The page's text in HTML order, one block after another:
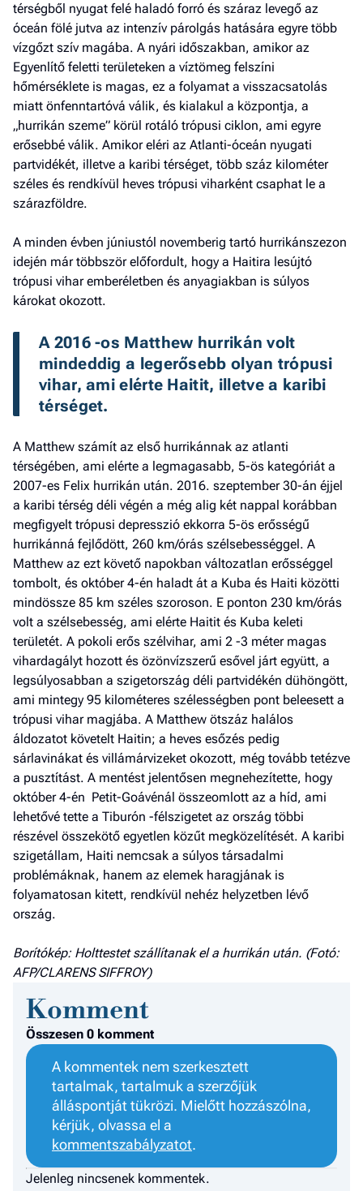
térségből nyugat felé haladó forró és száraz levegő az
óceán fölé jutva az intenzív párolgás hatására egyre több
vízgőzt szív magába. A nyári időszakban, amikor az
Egyenlítő feletti területeken a víztömeg felszíni
hőmérséklete is magas, ez a folyamat a visszacsatolás
miatt önfenntartóvá válik, és kialakul a központja, a
„hurrikán szeme” körül rotáló trópusi ciklon, ami egyre
erősebbé válik. Amikor eléri az Atlanti-óceán nyugati
partvidékét, illetve a karibi térséget, több száz kilométer
széles és rendkívül heves trópusi viharként csaphat le a
szárazföldre.
A minden évben júniustól novemberig tartó hurrikánszezon
idején már többször előfordult, hogy a Haitira lesújtó
trópusi vihar emberéletben és anyagiakban is súlyos
károkat okozott.
A 2016 -os Matthew hurrikán volt
mindeddig a legerősebb olyan trópusi
vihar, ami elérte Haitit, illetve a karibi
térséget.
A Matthew számít az első hurrikánnak az atlanti
térségében, ami elérte a legmagasabb, 5-ös kategóriát a
2007-es Felix hurrikán után. 2016. szeptember 30-án éjjel
a karibi térség déli végén a még alig két nappal korábban
megfigyelt trópusi depresszió ekkorra 5-ös erősségű
hurrikánná fejlődött, 260 km/órás szélsebességgel. A
Matthew az ezt követő napokban változatlan erősséggel
tombolt, és október 4-én haladt át a Kuba és Haiti közötti
mindössze 85 km széles szoroson. E ponton 230 km/órás
volt a szélsebesség, ami elérte Haitit és Kuba keleti
területét. A pokoli erős szélvihar, ami 2 -3 méter magas
vihardagályt hozott és özönvízszerű esővel járt együtt, a
legsúlyosabban a szigetország déli partvidékén dühöngött,
ami mintegy 95 kilométeres szélességben pont beleesett a
trópusi vihar magjába. A Matthew ötszáz halálos
áldozatot követelt Haitin; a heves esőzés pedig
sárlavinákat és villámárvizeket okozott, még tovább tetézve
a pusztítást. A mentést jelentősen megnehezítette, hogy
október 4-én Petit-Goávénál összeomlott az a híd, ami
lehetővé tette a Tiburón -félszigetet az ország többi
részével összekötő egyetlen közűt megközelítését. A karibi
szigetállam, Haiti nemcsak a súlyos társadalmi
problémáknak, hanem az elemek haragjának is
folyamatosan kitett, rendkívül nehéz helyzetben lévő
ország.
Borítókép: Holttestet szállítanak el a hurrikán után. (Fotó:
AFP/CLARENS SIFFROY)
Komment
Összesen 0 komment
A kommentek nem szerkesztett
tartalmak, tartalmuk a szerzőjük
álláspontját tükrözi. Mielőtt hozzászólna,
kérjük, olvassa el a
kommentszabályzatot.
Jelenleg nincsenek kommentek.